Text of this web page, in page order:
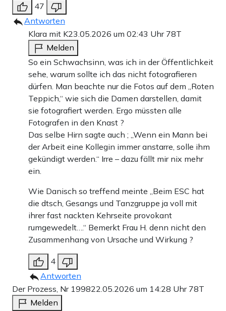
47
Antworten
Klara mit K23.05.2026 um 02:43 Uhr 78T
Melden
So ein Schwachsinn, was ich in der Öffentlichkeit
sehe, warum sollte ich das nicht fotografieren
dürfen. Man beachte nur die Fotos auf dem „Roten
Teppich,“ wie sich die Damen darstellen, damit
sie fotografiert werden. Ergo müssten alle
Fotografen in den Knast ?
Das selbe Hirn sagte auch ; „Wenn ein Mann bei
der Arbeit eine Kollegin immer anstarre, solle ihm
gekündigt werden.“ Irre – dazu fällt mir nix mehr
ein.
Wie Danisch so treffend meinte „Beim ESC hat
die dtsch, Gesangs und Tanzgruppe ja voll mit
ihrer fast nackten Kehrseite provokant
rumgewedelt….“ Bemerkt Frau H. denn nicht den
Zusammenhang von Ursache und Wirkung ?
4
Antworten
Der Prozess, Nr 199822.05.2026 um 14:28 Uhr 78T
Melden